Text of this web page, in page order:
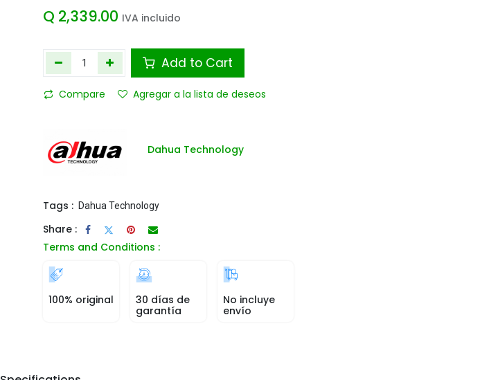
Q 2,339.00 IVA incluido
Add to Cart
Compare Agregar a la lista de deseos
Dahua Technology
Tags : Dahua Technology
Share :
Terms and Conditions :
100% original
30 días de
garantía
No incluye
envío